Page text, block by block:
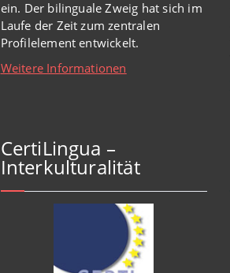
ein. Der bilinguale Zweig hat sich im
Laufe der Zeit zum zentralen
Profilelement entwickelt.
Weitere Informationen
CertiLingua –
Interkulturalität